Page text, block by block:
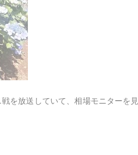
を放送していて、相場モニターを